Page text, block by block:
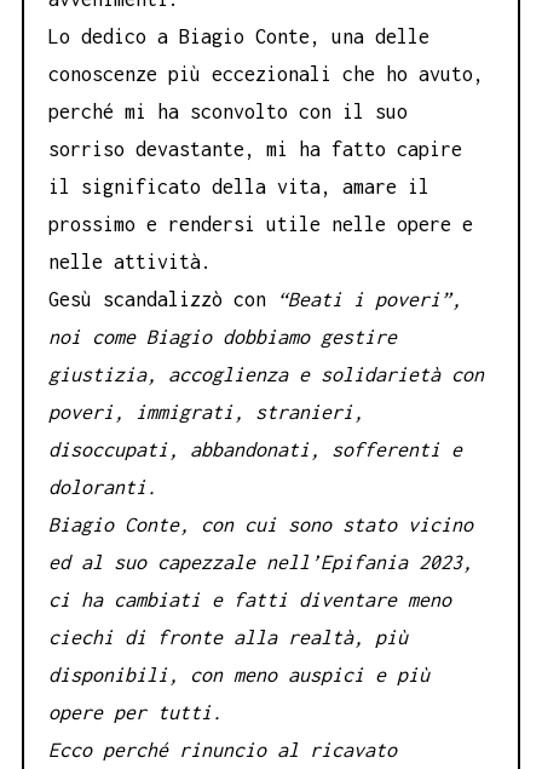
Lo dedico a Biagio Conte, una delle
conoscenze più eccezionali che ho avuto,
perché mi ha sconvolto con il suo
sorriso devastante, mi ha fatto capire
il significato della vita, amare il
prossimo e rendersi utile nelle opere e
nelle attività.
Gesù scandalizzò con
“Beati i poveri”,
noi come Biagio dobbiamo gestire
giustizia, accoglienza e solidarietà con
poveri, immigrati, stranieri,
disoccupati, abbandonati, sofferenti e
doloranti.
Biagio Conte, con cui sono stato vicino
ed al suo capezzale nell’Epifania 2023,
ci ha cambiati e fatti diventare meno
ciechi di fronte alla realtà, più
disponibili, con meno auspici e più
opere per tutti.
Ecco perché rinuncio al ricavato